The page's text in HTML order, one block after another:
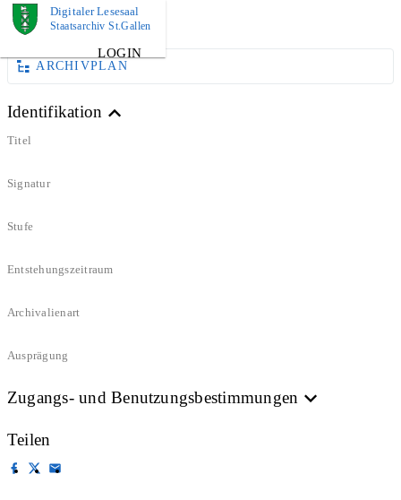
Digitaler Lesesaal
Staatsarchiv St.Gallen
LOGIN
DOKUMENT
ARCHIVPLAN
Identifikation
Titel
Signatur
Stufe
Entstehungszeitraum
Archivalienart
Ausprägung
Zugangs- und Benutzungsbestimmungen
Teilen